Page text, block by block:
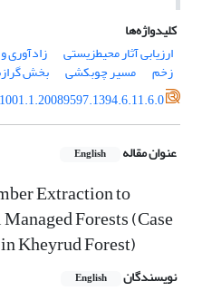
کلیدواژه‌ها
ارزیابی آثار محیطزیستی
زادآوری
زخم مسیر چوبکشی
بخش
عنوان مقاله English
Extraction to
Forests (Case
Kheyrud Forest)
نویسندگان English